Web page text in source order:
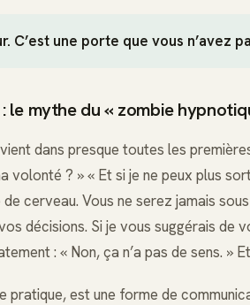
C’est une porte que vous n’avez
le mythe du « zombie
dans presque toutes les
volonté ? » « Et si je ne peux plus
cerveau. Vous ne serez jamais
décisions. Si je vous suggérais de
: « Non, ça n’a pas de sens. »
pratique, est une forme de